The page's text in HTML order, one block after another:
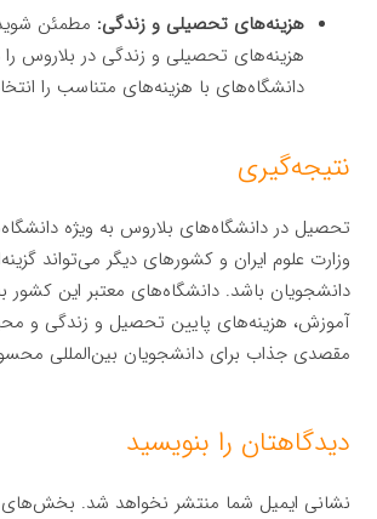
هزینه‌های تحصیلی و زندگی: مطمئن
هزینه‌های تحصیلی و زندگی در بلاروس را
دانشگاه‌های با هزینه‌های متناسب را
نتیجه‌گیری
تحصیل در دانشگاه‌های بلاروس به ویژه
وزارت علوم ایران و کشورهای دیگر می‌تواند
دانشجویان باشد. دانشگاه‌های معتبر این کشور
آموزش، هزینه‌های پایین تحصیل و زندگی و
مقصدی جذاب برای دانشجویان بین‌المللی
دیدگاهتان را بنویسید
نشانی ایمیل شما منتشر نخواهد شد. بخش‌های